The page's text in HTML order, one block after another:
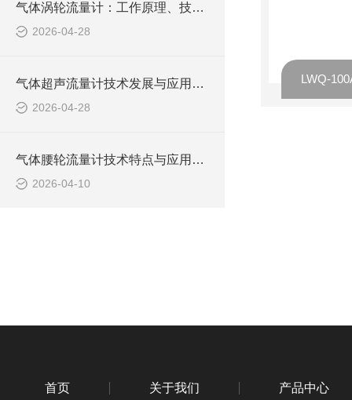
气体涡轮流量计：工作原理、技术特点与选型指南
2026-04-28
气体超声流量计技术发展与应用综述
2026-04-28
气体腰轮流量计技术特点与应用分析
2026-04-10
LWQ-
首页 关于我们 产品中心